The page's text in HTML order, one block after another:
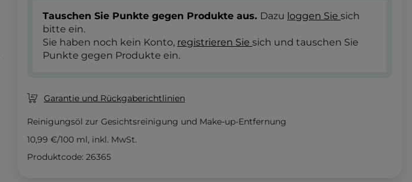
Tauschen Sie Punkte gegen Produkte aus. Dazu loggen Sie sich
bitte ein.
Sie haben noch kein Konto, registrieren Sie sich und tauschen Sie
Punkte gegen Produkte ein.
Garantie und Rückgaberichtlinien
Reinigungsöl zur Gesichtsreinigung und Make-up-Entfernung
10,99 €/100 ml, inkl. MwSt.
Produktcode: 26365